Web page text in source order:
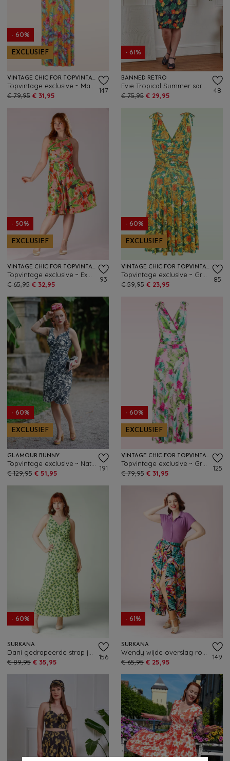
- 60%
EXCLUSIEF
VINTAGE CHIC FOR TOPVINTAGE
€ 79,95 € 31,95
147
- 61%
BANNED RETRO
€ 75,95 € 29,95
48
- 50%
EXCLUSIEF
VINTAGE CHIC FOR TOPVINTAGE
€ 65,95 € 32,95
93
- 60%
EXCLUSIEF
VINTAGE CHIC FOR TOPVINTAGE
€ 59,95 € 23,95
85
- 60%
EXCLUSIEF
GLAMOUR BUNNY
€ 129,95 € 51,95
191
- 60%
EXCLUSIEF
VINTAGE CHIC FOR TOPVINTAGE
€ 79,95 € 31,95
125
- 60%
SURKANA
€ 89,95 € 35,95
156
- 61%
SURKANA
€ 65,95 € 25,95
149